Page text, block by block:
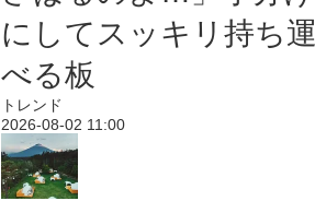
にしてスッキリ持ち運
べる板
トレンド
2026-08-02 11:00